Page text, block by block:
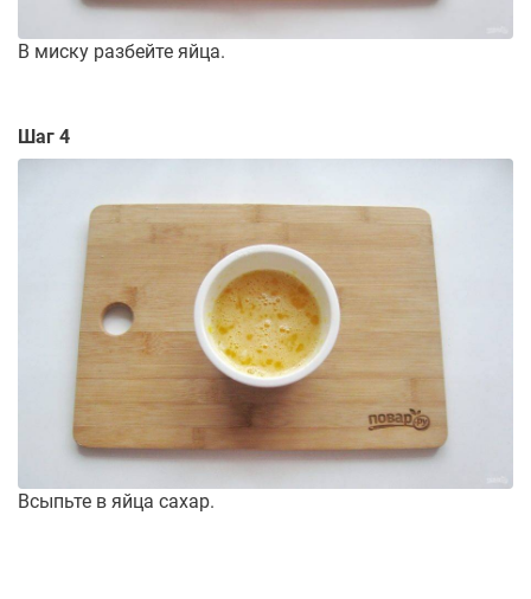
В миску разбейте яйца.
Шаг 4
Всыпьте в яйца сахар.